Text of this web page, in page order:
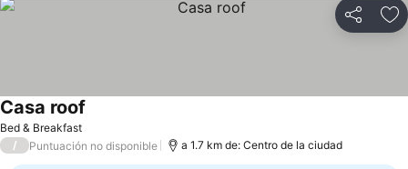
Compartir
Bed & Breakfast
Casa roof
/ Puntuación no disponible a 1.7 km de: Centro de la ciudad